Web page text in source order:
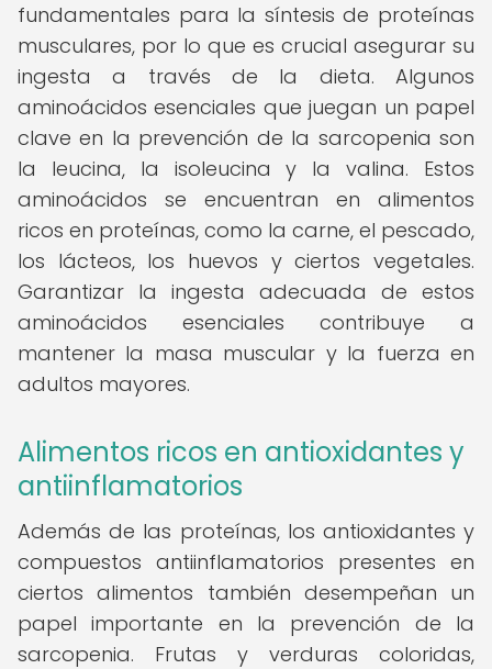
fundamentales para la síntesis de proteínas
musculares, por lo que es crucial asegurar su
ingesta a través de la dieta. Algunos
aminoácidos esenciales que juegan un papel
clave en la prevención de la sarcopenia son
la leucina, la isoleucina y la valina. Estos
aminoácidos se encuentran en alimentos
ricos en proteínas, como la carne, el pescado,
los lácteos, los huevos y ciertos vegetales.
Garantizar la ingesta adecuada de estos
aminoácidos esenciales contribuye a
mantener la masa muscular y la fuerza en
adultos mayores.
Alimentos ricos en antioxidantes y
antiinflamatorios
Además de las proteínas, los antioxidantes y
compuestos antiinflamatorios presentes en
ciertos alimentos también desempeñan un
papel importante en la prevención de la
sarcopenia. Frutas y verduras coloridas,